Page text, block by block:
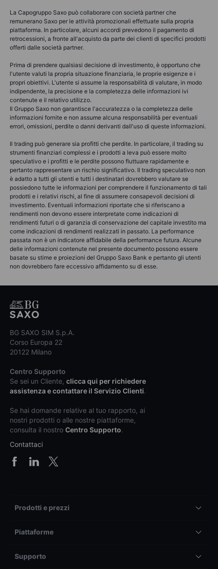
La Capogruppo Saxo può collaborare con società partner che
remunerano Saxo per le attività promozionali effettuate sulla propria
piattaforma. In particolare, alcuni accordi prevedono il pagamento di
retrocessioni, a fronte all'acquisto da parte dei clienti di specifici prodotti
offerti dalle società partner.
Prima di prendere qualsiasi decisione di investimento, è opportuno che
l'utente valuti la propria situazione finanziaria, le proprie esigenze e i
propri obiettivi. L'utente si assume la responsabilità di valutare, in modo
indipendente, la precisione e la completezza delle informazioni ivi
contenute e il relativo utilizzo.
Il Gruppo Saxo non garantisce l'accuratezza o la completezza delle
informazioni fornite e non assume alcuna responsabilità per eventuali
errori, omissioni, perdite o danni derivanti dall'uso di queste informazioni.
Il trading può generare sia profitti che perdite. In particolare, il trading su
strumenti finanziari complessi e i prodotti a leva può essere molto
speculativo e i profitti e le perdite possono fluttuare rapidamente e
pertanto rappresentare un rischio significativo. Il trading speculativo non
è adatto a tutti gli utenti e tutti i destinatari dovrebbero valutare se
possiedono tutte le informazioni per comprendere il funzionamento di tali
prodotti e i relativi rischi, al fine di assumere consapevoli decisioni di
investimento. Eventuali informazioni riportate che si riferiscano a
rendimenti non devono essere interpretate come indicazioni di
rendimenti futuri o di garanzia di conservazione del capitale investito ma
come indicazioni di rendimenti realizzati in passato. La performance
passata non è un indicatore affidabile della performance futura. Alcune
delle informazioni contenute nel presente documento possono essere
basate su stime e proiezioni del Gruppo Saxo Bank e pertanto gli utenti
non dovrebbero fare eccessivo affidamento su di esse.
BG SAXO SIM S.p.A.
Corso Europa 22
20122 Milano
Centro Supporto
Se sei un Cliente, clicca qui per richiedere
assistenza e contattare il Servizio Clienti.
Se hai domande relative al tuo rapporto, ai
nostri prodotti o alle nostre piattaforme,
consulta il nostro Centro Supporto.
Contattaci
Prodotti e prezzi
Piattaforme
Supporto